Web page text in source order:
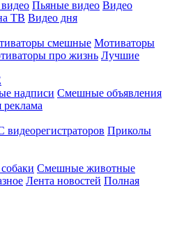
Пьяные видео Видео
ТВ Видео дня
смешные Мотиваторы
про жизнь Лучшие
надписи Смешные объявления
реклама
видеорегистраторов Приколы
Смешные животные
Лента новостей Полная